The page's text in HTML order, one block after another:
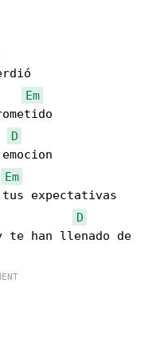
Em
D
Em
D
te han llenado de